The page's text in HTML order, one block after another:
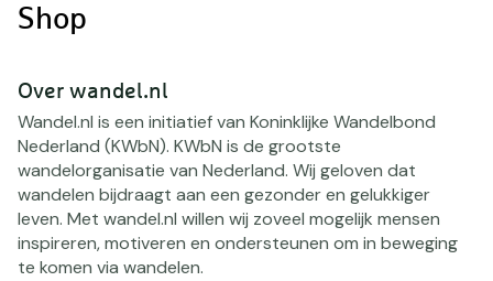
Shop
Over wandel.nl
Wandel.nl is een initiatief van Koninklijke Wandelbond
Nederland (KWbN). KWbN is de grootste
wandelorganisatie van Nederland. Wij geloven dat
wandelen bijdraagt aan een gezonder en gelukkiger
leven. Met wandel.nl willen wij zoveel mogelijk mensen
inspireren, motiveren en ondersteunen om in beweging
te komen via wandelen.